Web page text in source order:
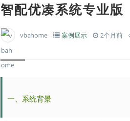
智配优凑系统专业版
vbahome 案例展示 2个月前
一、 系统背景